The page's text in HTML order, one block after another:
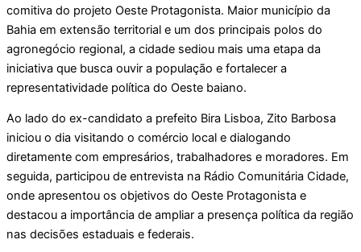
comitiva do projeto Oeste Protagonista. Maior município da
Bahia em extensão territorial e um dos principais polos do
agronegócio regional, a cidade sediou mais uma etapa da
iniciativa que busca ouvir a população e fortalecer a
representatividade política do Oeste baiano.
Ao lado do ex-candidato a prefeito Bira Lisboa, Zito Barbosa
iniciou o dia visitando o comércio local e dialogando
diretamente com empresários, trabalhadores e moradores. Em
seguida, participou de entrevista na Rádio Comunitária Cidade,
onde apresentou os objetivos do Oeste Protagonista e
destacou a importância de ampliar a presença política da região
nas decisões estaduais e federais.